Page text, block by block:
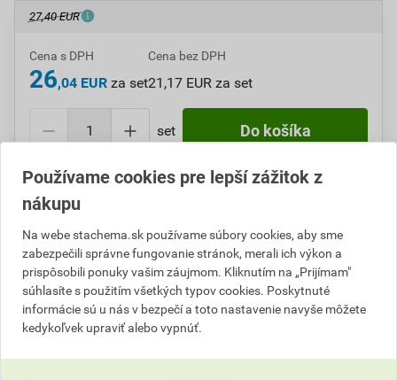
27,40 EUR
Cena s DPH
26,04 EUR za set
Cena bez DPH
21,17 EUR za set
set Do košíka
Do košíku pridáte1 setza26,04EURs DPH
(21,17EUR
Číslo položky: C107023
Katalógový kód: U589B
Výrobca
Stachema
Používame cookies pre lepší zážitok z
nákupu
Na webe stachema.sk používame súbory cookies, aby sme
zabezpečili správne fungovanie stránok, merali ich výkon a
prispôsobili ponuky vašim záujmom. Kliknutím na „Prijímam"
súhlasíte s použitím všetkých typov cookies. Poskytnuté
informácie sú u nás v bezpečí a toto nastavenie navyše môžete
kedykoľvek upraviť alebo vypnúť.